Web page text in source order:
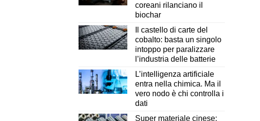
coreani rilanciano il
biochar
Il castello di carte del
cobalto: basta un singolo
intoppo per paralizzare
l’industria delle batterie
L’intelligenza artificiale
entra nella chimica. Ma il
vero nodo è chi controlla i
dati
Super materiale cinese: